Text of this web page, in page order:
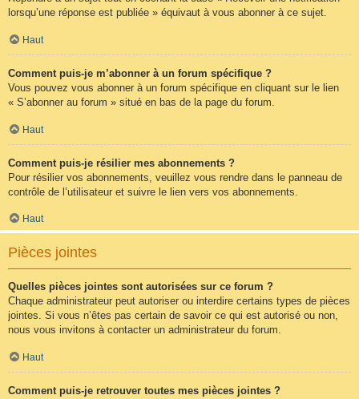
lorsqu’une réponse est publiée » équivaut à vous abonner à ce sujet.
Haut
Comment puis-je m’abonner à un forum spécifique ?
Vous pouvez vous abonner à un forum spécifique en cliquant sur le lien
« S’abonner au forum » situé en bas de la page du forum.
Haut
Comment puis-je résilier mes abonnements ?
Pour résilier vos abonnements, veuillez vous rendre dans le panneau de
contrôle de l’utilisateur et suivre le lien vers vos abonnements.
Haut
Pièces jointes
Quelles pièces jointes sont autorisées sur ce forum ?
Chaque administrateur peut autoriser ou interdire certains types de pièces
jointes. Si vous n’êtes pas certain de savoir ce qui est autorisé ou non,
nous vous invitons à contacter un administrateur du forum.
Haut
Comment puis-je retrouver toutes mes pièces jointes ?